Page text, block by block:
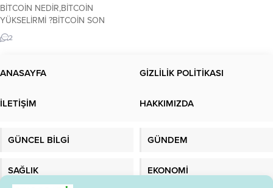
BİTCOİN NEDİR,BİTCOİN
YÜKSELİRMİ ?BİTCOİN SON
DURUM Bitcoin nedir ,Bitcoin
yükselebilir mi ? Bitcoin son
geçer ? Yükseliş başlama tarihi belli
takma adı verilen bu kripto para
2
ANASAYFA GİZLİLİK POLİTİKASI
İLETİŞİM HAKKIMIZDA
GÜNCEL BİLGİ GÜNDEM
SAĞLIK EKONOMİ